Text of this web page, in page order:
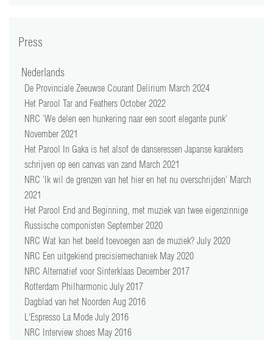
Press
Nederlands
De Provinciale Zeeuwse Courant Delirium March 2024
Het Parool Tar and Feathers October 2022
NRC ‘We delen een hunkering naar een soort elegante punk’
November 2021
Het Parool In Gaka is het alsof de danseressen Japanse karakters
schrijven op een canvas van zand March 2021
NRC ‘Ik wil de grenzen van het hier en het nu overschrijden’ March
2021
Het Parool End and Beginning, met muziek van twee eigenzinnige
Russische componisten September 2020
NRC Wat kan het beeld toevoegen aan de muziek? July 2020
NRC Een uitgekiend precisiemechaniek May 2020
NRC Alternatief voor Sinterklaas December 2017
Rotterdam Philharmonic July 2017
Dagblad van het Noorden Aug 2016
L'Espresso La Mode July 2016
NRC Interview shoes May 2016